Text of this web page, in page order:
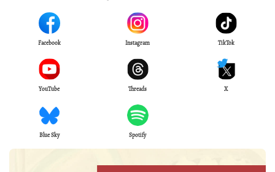
Facebook Instagram TikTok
YouTube Threads X
Blue Sky Spotify